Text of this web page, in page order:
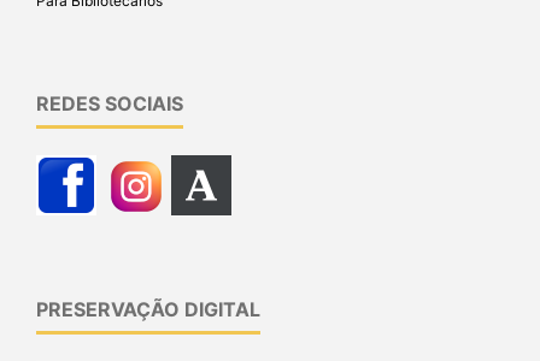
REDES SOCIAIS
PRESERVAÇÃO DIGITAL